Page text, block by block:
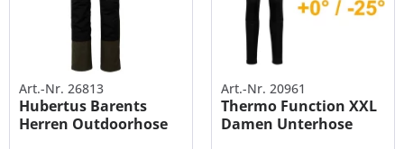
Art.-Nr. 26813
Hubertus Barents
Herren Outdoorhose
Art.-Nr. 20961
Thermo Function XXL
Damen Unterhose